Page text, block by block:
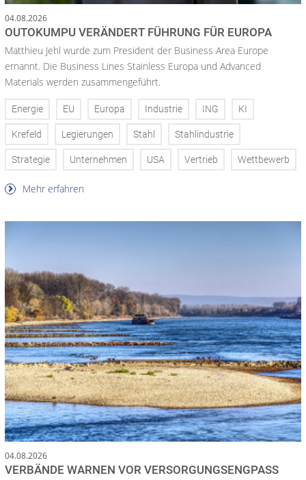
04.08.2026
OUTOKUMPU VERÄNDERT FÜHRUNG FÜR EUROPA
Matthieu Jehl wurde zum President der Business Area Europe
ernannt. Die Business Lines Stainless Europa und Advanced
Materials werden zusammengeführt.
Energie EU Europa Industrie ING KI
Krefeld Legierungen Stahl Stahlindustrie
Strategie Unternehmen USA Vertrieb Wettbewerb
Mehr erfahren
04.08.2026
VERBÄNDE WARNEN VOR VERSORGUNGSENGPASS